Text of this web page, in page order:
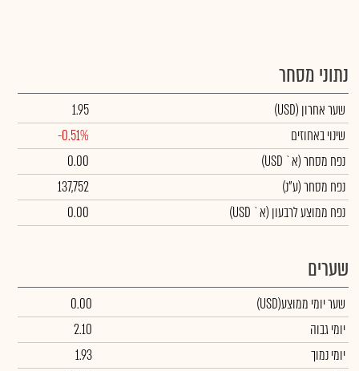
נתוני מסחר
שער אחרון (USD)
1.95
שינוי באחוזים
-0.51%
נפח מסחר(א` USD)
0.00
נפח מסחר(ע"נ)
137,752
נפח ממוצע לרבעון (א` USD)
0.00
שערים
שער יומי ממוצע(USD)
0.00
יומי גבוה
2.10
יומי נמוך
1.93